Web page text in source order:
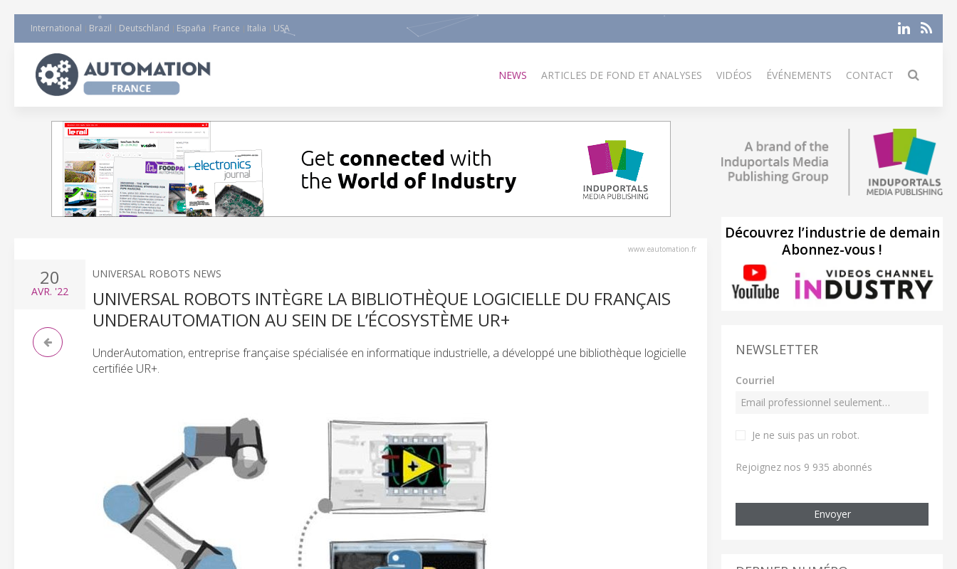
International Brazil Deutschland España France Italia USA
NEWS ARTICLES DE FOND ET ANALYSES VIDÉOS ÉVÉNEMENTS CONTACT
www.eautomation.fr
20
AVR. '22
UNIVERSAL ROBOTS NEWS
UNIVERSAL ROBOTS INTÈGRE LA BIBLIOTHÈQUE LOGICIELLE DU FRANÇAIS
UNDERAUTOMATION AU SEIN DE L’ÉCOSYSTÈME UR+
UnderAutomation, entreprise française spécialisée en informatique industrielle, a développé une bibliothèque logicielle
certifiée UR+.
Découvrez l’industrie de demain
Abonnez-vous !
NEWSLETTER
Courriel
Je ne suis pas un robot.
Rejoignez nos 9 935 abonnés
Envoyer